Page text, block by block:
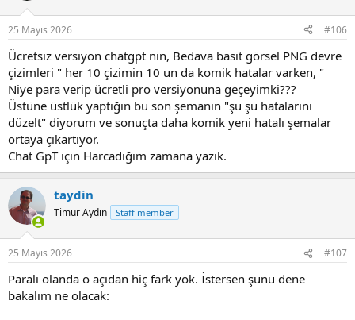
25 Mayıs 2026 #106
Ücretsiz versiyon chatgpt nin, Bedava basit görsel PNG devre
çizimleri " her 10 çizimin 10 un da komik hatalar varken, "
Niye para verip ücretli pro versiyonuna geçeyimki???
Üstüne üstlük yaptığın bu son şemanın "şu şu hatalarını
düzelt" diyorum ve sonuçta daha komik yeni hatalı şemalar
ortaya çıkartıyor.
Chat GpT için Harcadığım zamana yazık.
taydin
Timur Aydın Staff member
25 Mayıs 2026 #107
Paralı olanda o açıdan hiç fark yok. İstersen şunu dene
bakalım ne olacak: